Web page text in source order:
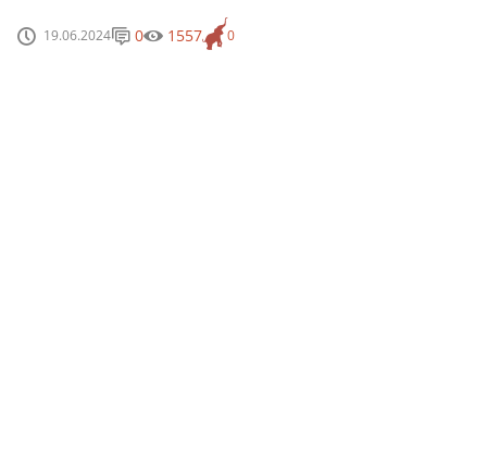
19.06.2024 0
0 1557